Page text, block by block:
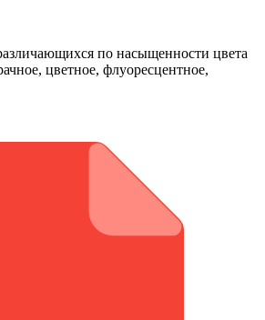
по насыщенности цвета
цветное, флуоресцентное,